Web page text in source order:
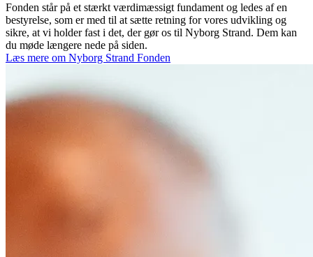
Fonden står på et stærkt værdimæssigt fundament og ledes af en
bestyrelse, som er med til at sætte retning for vores udvikling og
sikre, at vi holder fast i det, der gør os til Nyborg Strand. Dem kan
du møde længere nede på siden.
Læs mere om Nyborg Strand Fonden